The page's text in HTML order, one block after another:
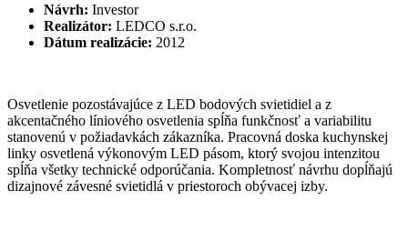
Návrh: Investor
Realizátor: LEDCO s.r.o.
Dátum realizácie: 2012
Osvetlenie pozostávajúce z LED bodových svietidiel a z
akcentačného líniového osvetlenia spĺňa funkčnosť a variabilitu
stanovenú v požiadavkách zákazníka. Pracovná doska kuchynskej
linky osvetlená výkonovým LED pásom, ktorý svojou intenzitou
spĺňa všetky technické odporúčania. Kompletnosť návrhu dopĺňajú
dizajnové závesné svietidlá v priestoroch obývacej izby.